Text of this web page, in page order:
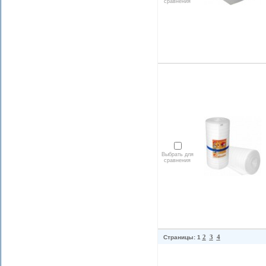
сравнения
Выбрать для
сравнения
Страницы: 1 2 3 4